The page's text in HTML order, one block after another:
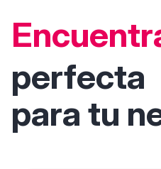
perfecta
para tu